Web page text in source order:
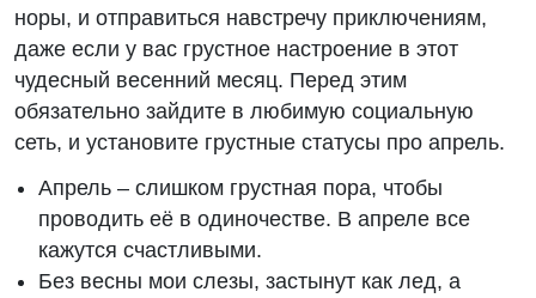
норы, и отправиться навстречу приключениям,
даже если у вас грустное настроение в этот
чудесный весенний месяц. Перед этим
обязательно зайдите в любимую социальную
сеть, и установите грустные статусы про апрель.
Апрель – слишком грустная пора, чтобы
проводить её в одиночестве. В апреле все
кажутся счастливыми.
Без весны мои слезы, застынут как лед, а